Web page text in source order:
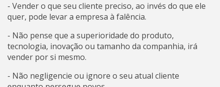
- Vender o que seu cliente preciso, ao invés do que ele
quer, pode levar a empresa à falência.
- Não pense que a superioridade do produto,
tecnologia, inovação ou tamanho da companhia, irá
vender por si mesmo.
- Não negligencie ou ignore o seu atual cliente